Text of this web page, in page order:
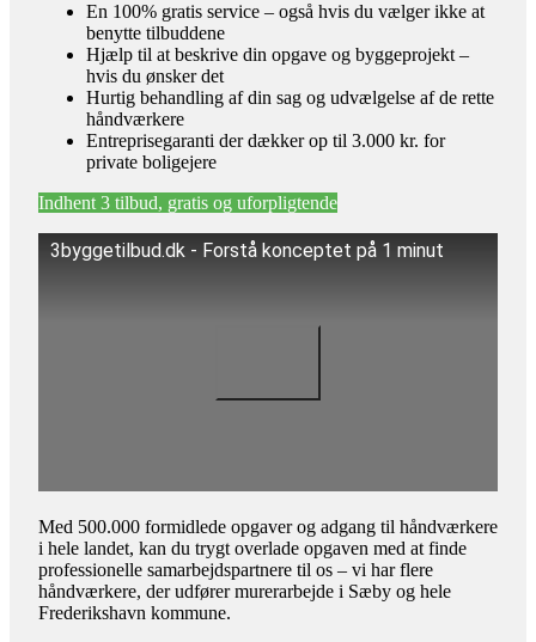
En 100% gratis service – også hvis du vælger ikke at
benytte tilbuddene
Hjælp til at beskrive din opgave og byggeprojekt –
hvis du ønsker det
Hurtig behandling af din sag og udvælgelse af de rette
håndværkere
Entreprisegaranti der dækker op til 3.000 kr. for
private boligejere
Indhent 3 tilbud, gratis og uforpligtende
3byggetilbud.dk - Forstå konceptet på 1 minut
Med 500.000 formidlede opgaver og adgang til håndværkere
i hele landet, kan du trygt overlade opgaven med at finde
professionelle samarbejdspartnere til os – vi har flere
håndværkere, der udfører murerarbejde i Sæby og hele
Frederikshavn kommune.